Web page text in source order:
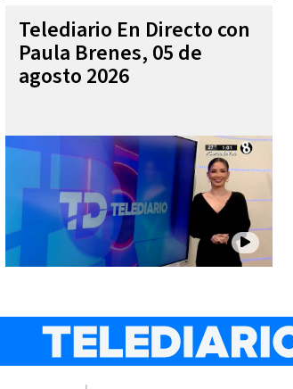
Telediario En Directo con
Paula Brenes, 05 de
agosto 2026